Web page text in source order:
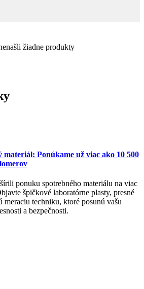
žiadne produkty
Ponúkame už viac ako 10 500
ponuku spotrebného materiálu na viac
špičkové laboratórne plasty, presné
meraciu techniku, ktoré posunú vašu
a bezpečnosti.